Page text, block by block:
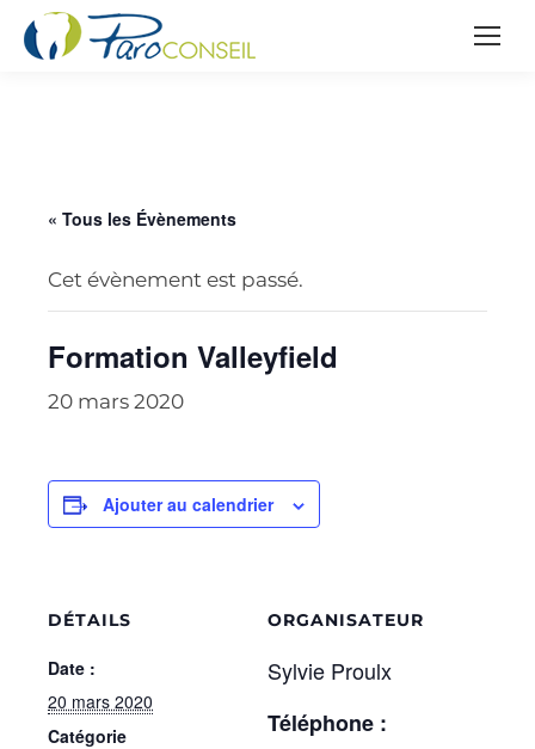
« Tous les Évènements
Cet évènement est passé.
Formation Valleyfield
20 mars 2020
Ajouter au calendrier
DÉTAILS
Date :
20 mars 2020
Catégorie
ORGANISATEUR
Sylvie Proulx
Téléphone :